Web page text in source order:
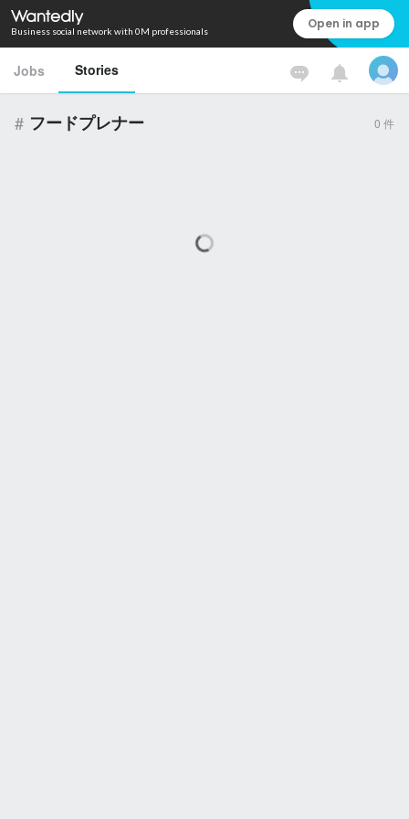
Business social network with 0M professionals Open in app
Jobs Stories
# フードプレナー 0 件